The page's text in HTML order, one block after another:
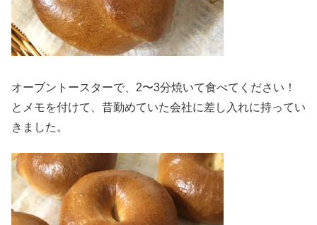
オーブントースターで、2〜3分焼いて食べてください！
とメモを付けて、昔勤めていた会社に差し入れに持ってい
きました。